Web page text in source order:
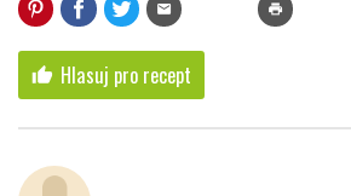
mail print
thumb_up Hlasuj pro recept